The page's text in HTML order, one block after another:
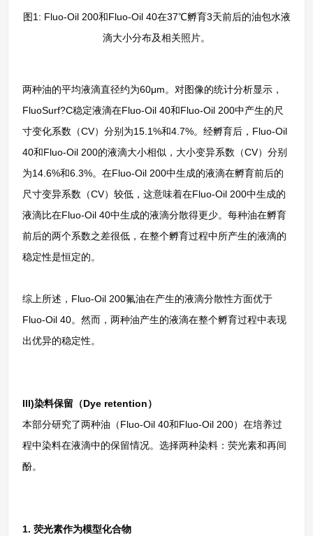
图1: Fluo-Oil 200和Fluo-Oil 40在37℃孵育3天前后的油包水液
滴大小分布及相关照片。
两种油的平均液滴直径约为60μm。对图像的统计分析显示，
FluoSurf?C稳定液滴在Fluo-Oil 40和Fluo-Oil 200中产生的尺
寸变化系数（CV）分别为15.1%和4.7%。经孵育后，Fluo-Oil
40和Fluo-Oil 200的液滴大小相似，大小变异系数（CV）分别
为14.6%和6.3%。在Fluo-Oil 200中生成的液滴在孵育前后的
尺寸变异系数（CV）较低，这意味着在Fluo-Oil 200中生成的
液滴比在Fluo-Oil 40中生成的液滴分散得更少。每种油在孵育
前后的两个系数之差很低，在整个孵育过程中所产生的液滴的
稳定性是恒定的。
综上所述，Fluo-Oil 200氟油在产生的液滴分散性方面优于
Fluo-Oil 40。然而，两种油产生的液滴在整个孵育过程中表现
出优异的稳定性。
III)染料保留（Dye retention）
本部分研究了两种油（Fluo-Oil 40和Fluo-Oil 200）在培养过
程中染料在液滴中的保留情况。选择两种染料：荧光素和再间
酚。
1. 荧光素作为模型化合物